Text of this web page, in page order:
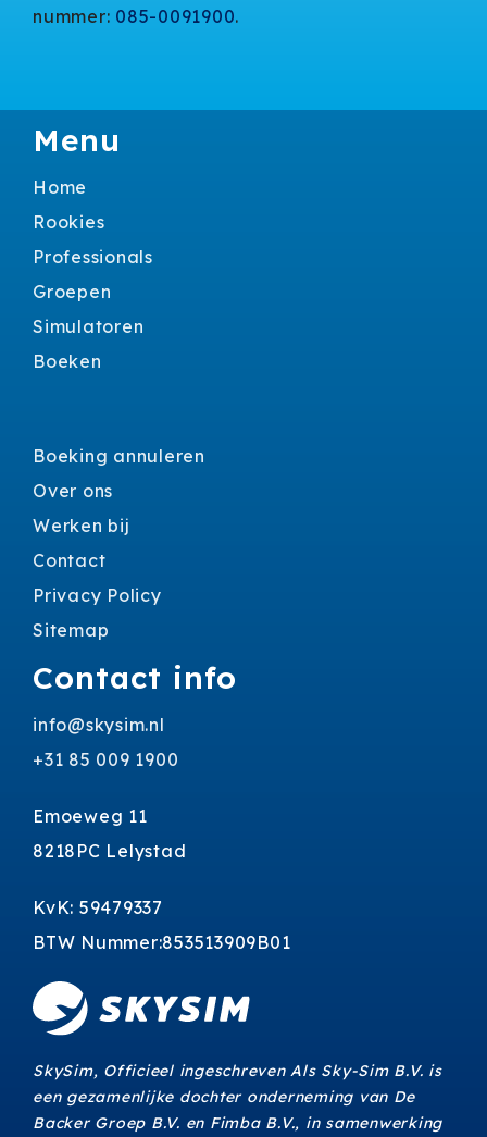
nummer: 085-0091900.
Menu
Home
Rookies
Professionals
Groepen
Simulatoren
Boeken
Boeking annuleren
Over ons
Werken bij
Contact
Privacy Policy
Sitemap
Contact info
info@skysim.nl
+31 85 009 1900
Emoeweg 11
8218PC Lelystad
KvK: 59479337
BTW Nummer:853513909B01
SkySim, Officieel ingeschreven Als Sky-Sim B.V. is
een gezamenlijke dochter onderneming van De
Backer Groep B.V. en Fimba B.V., in samenwerking